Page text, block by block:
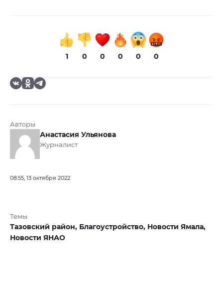
1 0 0 0 0 0
Авторы
Анастасия Ульянова
Журналист
08:55, 13 октября 2022
Темы
Тазовский район, Благоустройство, Новости Ямала,
Новости ЯНАО